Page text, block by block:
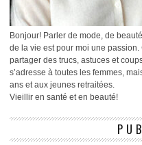
Bonjour! Parler de mode, de
de la vie est pour moi une passion.
partager des trucs, astuces et
s’adresse à toutes les femmes,
ans et aux jeunes retraitées.
Vieillir en santé et en beauté!